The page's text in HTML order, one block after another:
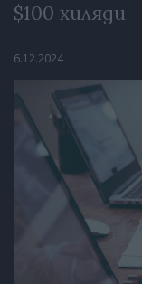
$100 хиляди
6.12.2024